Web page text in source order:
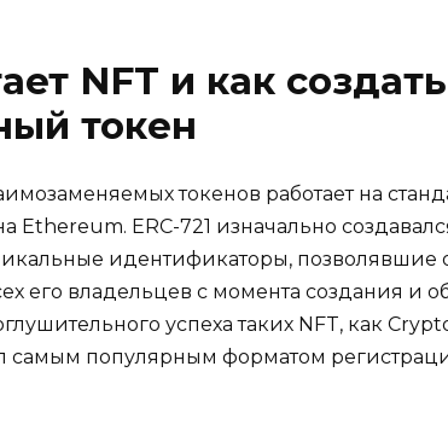
NFT и как создать
токен
токенов работает на
Ethereum. ERC-721 изначально
идентификаторы, позволявшие
его владельцев с момента создания и
успеха таких NFT, как
самым популярным форматом